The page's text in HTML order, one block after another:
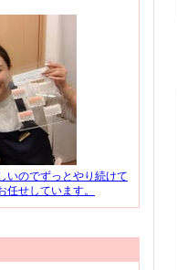
いのでずっとやり続けて
せしています。